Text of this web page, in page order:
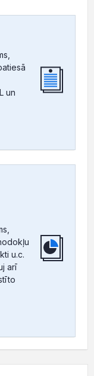
un
u.c.
arī